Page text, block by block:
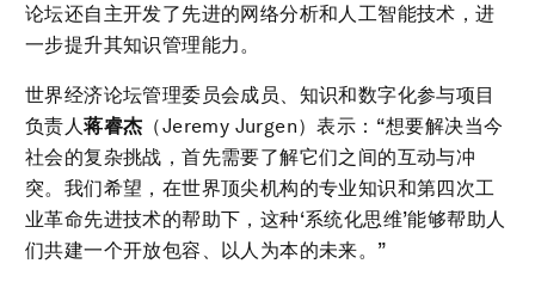
论坛还自主开发了先进的网络分析和人工智能技术，进
一步提升其知识管理能力。
世界经济论坛管理委员会成员、知识和数字化参与项目
负责人蒋睿杰 （Jeremy Jurgen）表示：“想要解决当今
社会的复杂挑战，首先需要了解它们之间的互动与冲
突。我们希望，在世界顶尖机构的专业知识和第四次工
业革命先进技术的帮助下，这种‘系统化思维’能够帮助人
们共建一个开放包容、以人为本的未来。”